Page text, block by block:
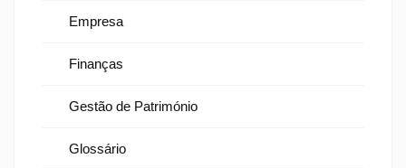
Empresa
Finanças
Gestão de Património
Glossário